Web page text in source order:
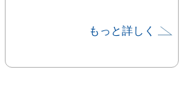
もっと詳しく